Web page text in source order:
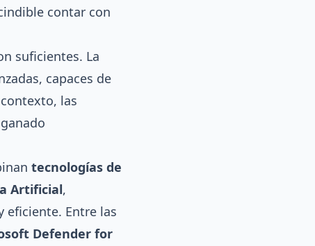
contar con
suficientes. La
capaces de
las
tecnologías de
Artificial,
eficiente. Entre las
Defender for